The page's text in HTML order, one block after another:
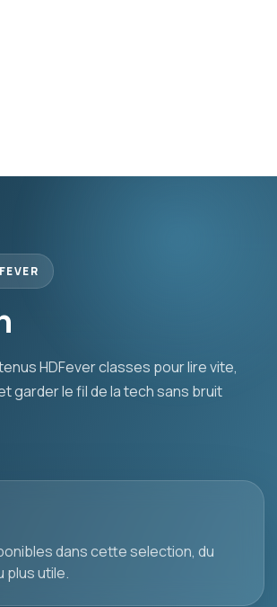
HDFever classes pour lire vite,
garder le fil de la tech sans bruit
dans cette selection, du
plus utile.